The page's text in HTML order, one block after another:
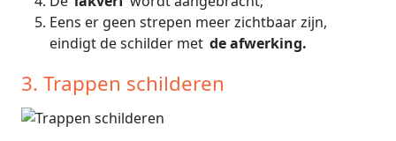
Eens er geen strepen meer zichtbaar zijn,
eindigt de schilder met de afwerking.
3. Trappen schilderen